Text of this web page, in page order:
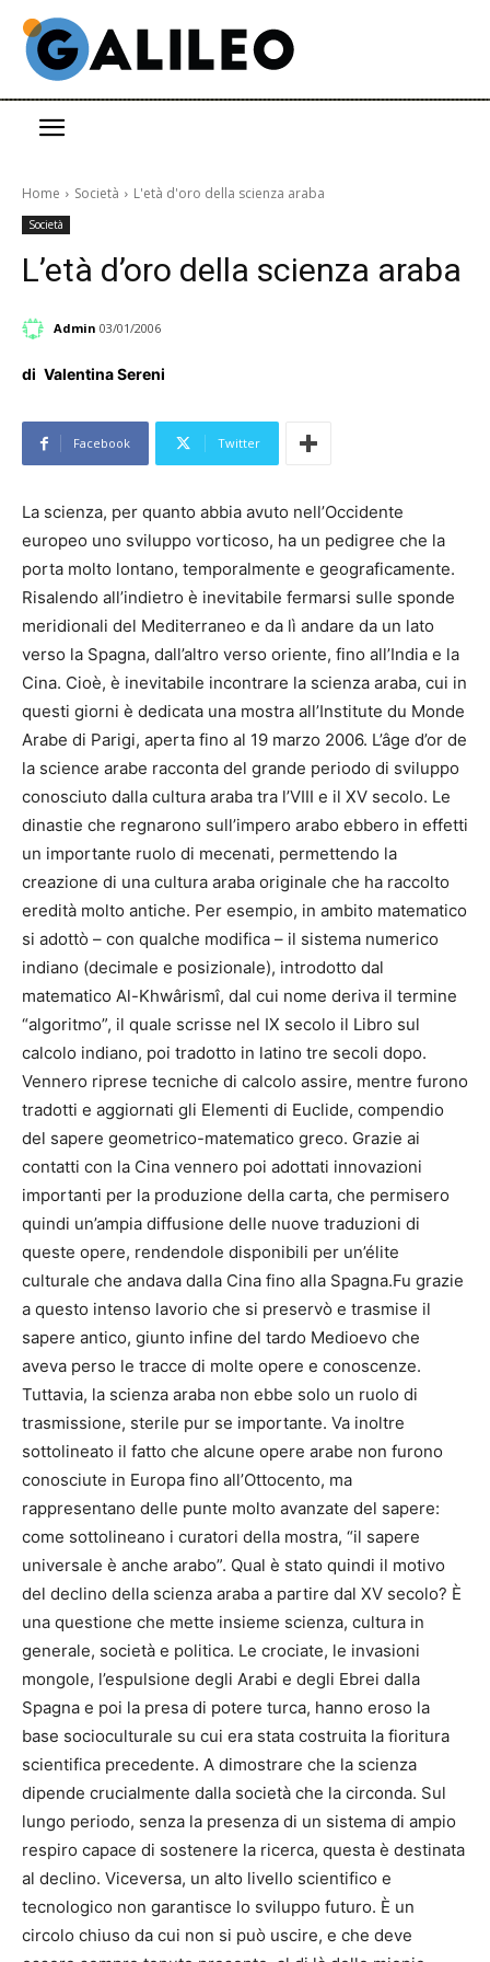
Home Società L'età d'oro della scienza araba
Società
L’età d’oro della scienza araba
Admin 03/01/2006
di Valentina Sereni
Facebook Twitter
La scienza, per quanto abbia avuto nell’Occidente
europeo uno sviluppo vorticoso, ha un pedigree che la
porta molto lontano, temporalmente e geograficamente.
Risalendo all’indietro è inevitabile fermarsi sulle sponde
meridionali del Mediterraneo e da lì andare da un lato
verso la Spagna, dall’altro verso oriente, fino all’India e la
Cina. Cioè, è inevitabile incontrare la scienza araba, cui in
questi giorni è dedicata una mostra all’Institute du Monde
Arabe di Parigi, aperta fino al 19 marzo 2006. L’âge d’or de
la science arabe racconta del grande periodo di sviluppo
conosciuto dalla cultura araba tra l’VIII e il XV secolo. Le
dinastie che regnarono sull’impero arabo ebbero in effetti
un importante ruolo di mecenati, permettendo la
creazione di una cultura araba originale che ha raccolto
eredità molto antiche. Per esempio, in ambito matematico
si adottò – con qualche modifica – il sistema numerico
indiano (decimale e posizionale), introdotto dal
matematico Al-Khwârismî, dal cui nome deriva il termine
“algoritmo”, il quale scrisse nel IX secolo il Libro sul
calcolo indiano, poi tradotto in latino tre secoli dopo.
Vennero riprese tecniche di calcolo assire, mentre furono
tradotti e aggiornati gli Elementi di Euclide, compendio
del sapere geometrico-matematico greco. Grazie ai
contatti con la Cina vennero poi adottati innovazioni
importanti per la produzione della carta, che permisero
quindi un’ampia diffusione delle nuove traduzioni di
queste opere, rendendole disponibili per un’élite
culturale che andava dalla Cina fino alla Spagna.Fu grazie
a questo intenso lavorio che si preservò e trasmise il
sapere antico, giunto infine del tardo Medioevo che
aveva perso le tracce di molte opere e conoscenze.
Tuttavia, la scienza araba non ebbe solo un ruolo di
trasmissione, sterile pur se importante. Va inoltre
sottolineato il fatto che alcune opere arabe non furono
conosciute in Europa fino all’Ottocento, ma
rappresentano delle punte molto avanzate del sapere:
come sottolineano i curatori della mostra, “il sapere
universale è anche arabo”. Qual è stato quindi il motivo
del declino della scienza araba a partire dal XV secolo? È
una questione che mette insieme scienza, cultura in
generale, società e politica. Le crociate, le invasioni
mongole, l’espulsione degli Arabi e degli Ebrei dalla
Spagna e poi la presa di potere turca, hanno eroso la
base socioculturale su cui era stata costruita la fioritura
scientifica precedente. A dimostrare che la scienza
dipende crucialmente dalla società che la circonda. Sul
lungo periodo, senza la presenza di un sistema di ampio
respiro capace di sostenere la ricerca, questa è destinata
al declino. Viceversa, un alto livello scientifico e
tecnologico non garantisce lo sviluppo futuro. È un
circolo chiuso da cui non si può uscire, e che deve